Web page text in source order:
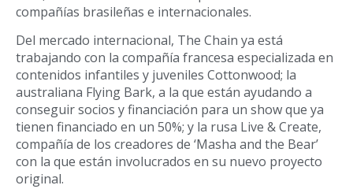
compañías brasileñas e internacionales.
Del mercado internacional, The Chain ya está
trabajando con la compañía francesa especializada en
contenidos infantiles y juveniles Cottonwood; la
australiana Flying Bark, a la que están ayudando a
conseguir socios y financiación para un show que ya
tienen financiado en un 50%; y la rusa Live & Create,
compañía de los creadores de ‘Masha and the Bear’
con la que están involucrados en su nuevo proyecto
original.